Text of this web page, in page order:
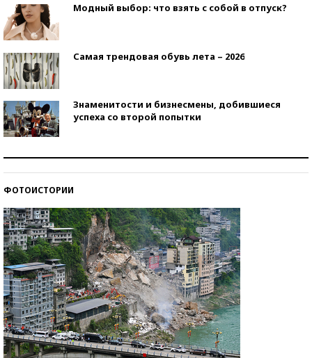
Модный выбор: что взять с собой в отпуск?
Самая трендовая обувь лета – 2026
Знаменитости и бизнесмены, добившиеся
успеха со второй попытки
ФОТОИСТОРИИ